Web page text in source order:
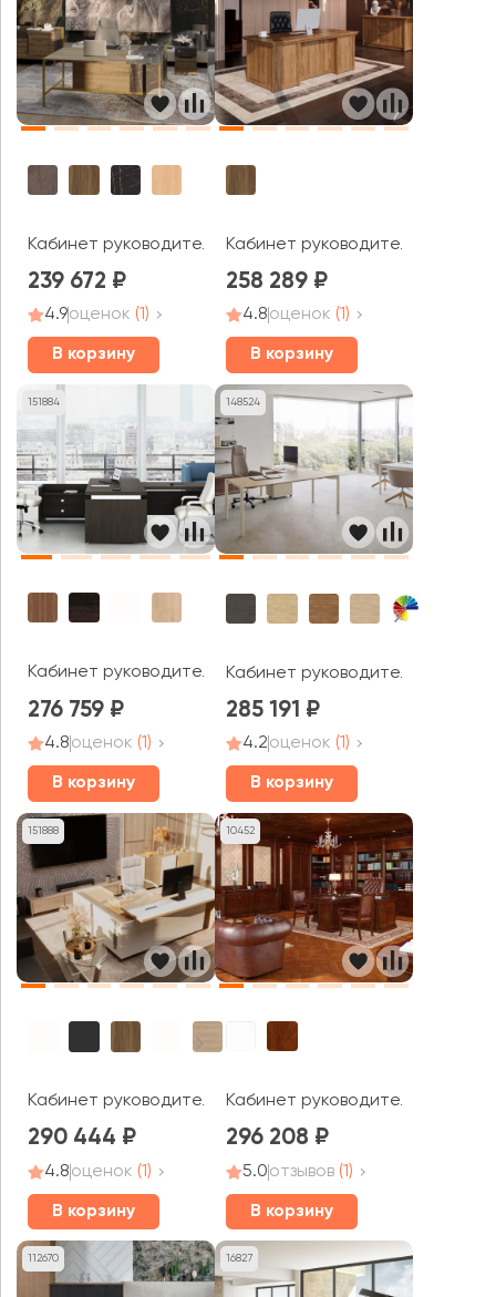
Кабинет руководителя Prime
239 672
4.9оценок (1)
В корзину
Кабинет руководителя London
258 289
4.8оценок (1)
В корзину
151884
Кабинет руководителя Master (df)
276 759
4.8оценок (1)
В корзину
148524
Кабинет руководителя Terra
285 191
4.2оценок (1)
В корзину
151888
Кабинет руководителя Plaza Director
290 444
4.8оценок (1)
В корзину
10452
Кабинет руководителя Монарх
296 208
5.0отзывов (1)
В корзину
112670 16827